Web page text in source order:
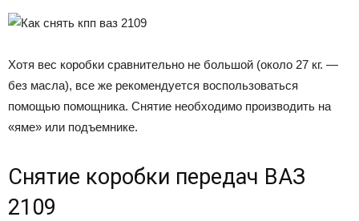
Хотя вес коробки сравнительно не большой (около 27 кг. —
без масла), все же рекомендуется воспользоваться
помощью помощника. Снятие необходимо производить на
«яме» или подъемнике.
Снятие коробки передач ВАЗ
2109